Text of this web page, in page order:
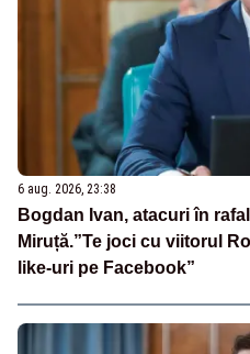
6 aug. 2026, 23:38
Bogdan Ivan, atacuri în
Miruță.”Te joci cu viitorul
like-uri pe Facebook”